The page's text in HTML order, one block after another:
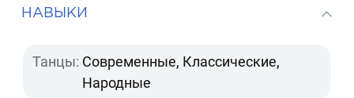
НАВЫКИ
Танцы: Современные, Классические,
Народные